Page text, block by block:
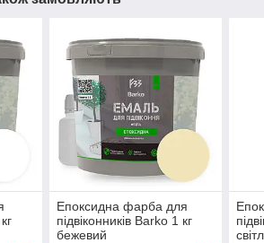
Епоксидна фарба для
підвіконників Barko 1 кг
бежевий